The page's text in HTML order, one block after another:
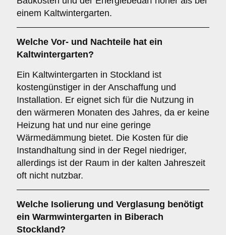
einem Kaltwintergarten.
Welche Vor- und Nachteile hat ein
Kaltwintergarten?
Ein Kaltwintergarten in Stockland ist
kostengünstiger in der Anschaffung und
Installation. Er eignet sich für die Nutzung in
den wärmeren Monaten des Jahres, da er keine
Heizung hat und nur eine geringe
Wärmedämmung bietet. Die Kosten für die
Instandhaltung sind in der Regel niedriger,
allerdings ist der Raum in der kalten Jahreszeit
oft nicht nutzbar.
Welche Isolierung und Verglasung benötigt
ein Warmwintergarten in Biberach
Stockland?